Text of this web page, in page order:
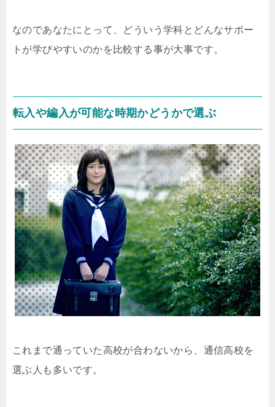
なのであなたにとって、どういう学科とどんなサポー
トが学びやすいのかを比較する事が大事です。
転入や編入が可能な時期かどうかで選ぶ
これまで通っていた高校が合わないから、通信高校を
選ぶ人も多いです。